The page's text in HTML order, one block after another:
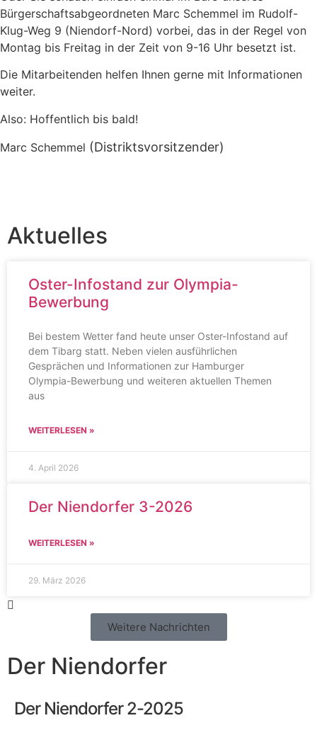
Bürgerschaftsabgeordneten Marc Schemmel im Rudolf-
Klug-Weg 9 (Niendorf-Nord) vorbei, das in der Regel von
Montag bis Freitag in der Zeit von 9-16 Uhr besetzt ist.
Die Mitarbeitenden helfen Ihnen gerne mit Informationen
weiter.
Also: Hoffentlich bis bald!
Marc Schemmel (Distriktsvorsitzender)
Aktuelles
Oster-Infostand zur Olympia-
Bewerbung
Bei bestem Wetter fand heute unser Oster-Infostand auf
dem Tibarg statt. Neben vielen ausführlichen
Gesprächen und Informationen zur Hamburger
Olympia-Bewerbung und weiteren aktuellen Themen
aus
WEITERLESEN »
4. April 2026
Der Niendorfer 3-2026
WEITERLESEN »
29. März 2026
Weitere Nachrichten
Der Niendorfer
Der Niendorfer 2-2025